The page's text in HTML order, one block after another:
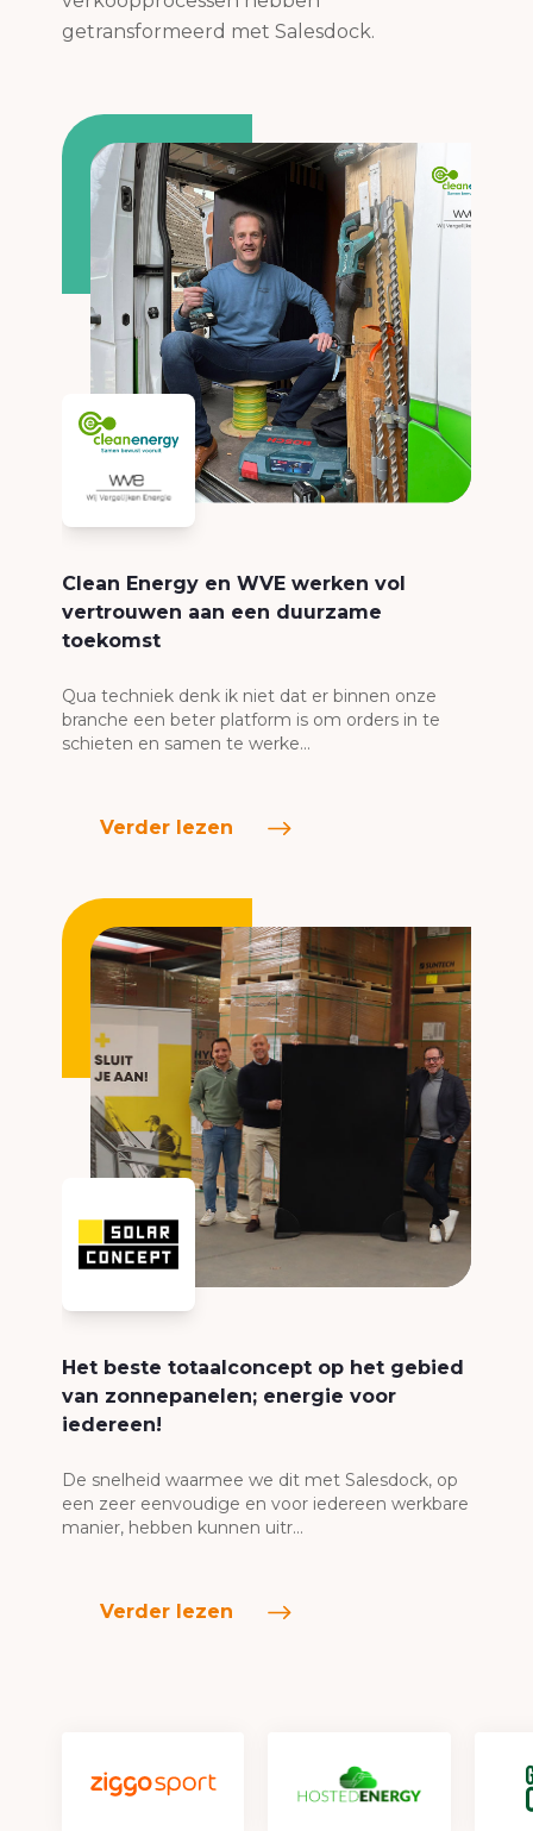
getransformeerd met Salesdock.
Clean Energy en WVE werken vol
vertrouwen aan een duurzame
toekomst
Qua techniek denk ik niet dat er binnen onze
branche een beter platform is om orders in te
schieten en samen te werke...
Verder lezen
Het beste totaalconcept op het gebied
van zonnepanelen; energie voor
iedereen!
De snelheid waarmee we dit met Salesdock, op
een zeer eenvoudige en voor iedereen werkbare
manier, hebben kunnen uitr...
Verder lezen